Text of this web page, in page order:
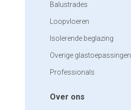
Balustrades
Loopvloeren
Isolerende beglazing
Overige glastoepassingen
Professionals
Over ons